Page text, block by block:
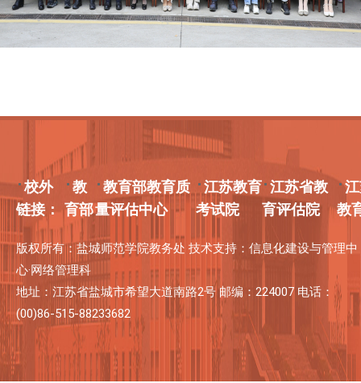
校外
链接：
教
育部
教育部教育质
量评估中心
江苏教育
考试院
江苏省教
育评估院
教
版权所有：盐城师范学院教务处 技术支持：信息化建设与管理中
心·网络管理科
地址：江苏省盐城市希望大道南路2号 邮编：224007 电话：
(00)86-515-88233682